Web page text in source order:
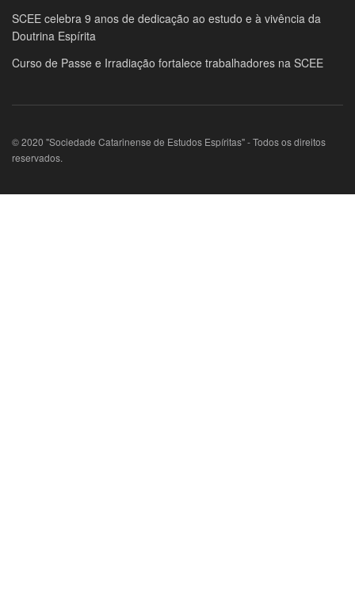
SCEE celebra 9 anos de dedicação ao estudo e à vivência da
Doutrina Espírita
Curso de Passe e Irradiação fortalece trabalhadores na SCEE
© 2020 "Sociedade Catarinense de Estudos Espíritas" - Todos os direitos
reservados.